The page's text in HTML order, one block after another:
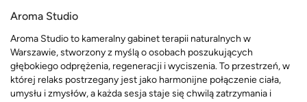
Aroma Studio
Aroma Studio to kameralny gabinet terapii naturalnych w
Warszawie, stworzony z myślą o osobach poszukujących
głębokiego odprężenia, regeneracji i wyciszenia. To przestrzeń, w
której relaks postrzegany jest jako harmonijne połączenie ciała,
umysłu i zmysłów, a każda sesja staje się chwilą zatrzymania i